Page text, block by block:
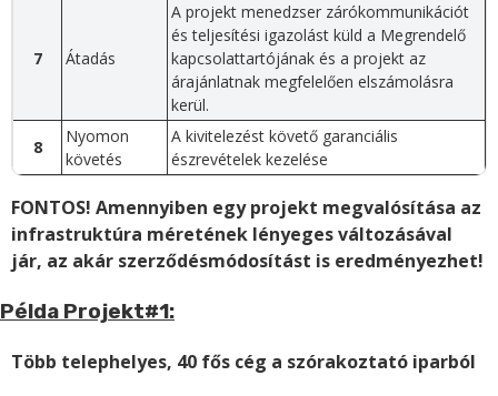
7 Átadás
A projekt menedzser zárókommunikációt
és teljesítési igazolást küld a Megrendelő
kapcsolattartójának és a projekt az
árajánlatnak megfelelően elszámolásra
kerül.
8
Nyomon
követés
A kivitelezést követő garanciális
észrevételek kezelése
FONTOS! Amennyiben egy projekt megvalósítása az
infrastruktúra méretének lényeges változásával
jár, az akár szerződésmódosítást is eredményezhet!
Példa Projekt#1:
Több telephelyes, 40 fős cég a szórakoztató iparból